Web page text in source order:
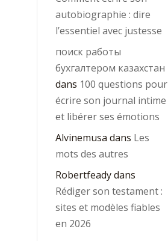
autobiographie : dire
l’essentiel avec justesse
поиск работы
бухгалтером казахстан
dans 100 questions pour
écrire son journal intime
et libérer ses émotions
Alvinemusa dans Les
mots des autres
Robertfeadydans
Rédiger son testament :
sites et modèles fiables
en 2026